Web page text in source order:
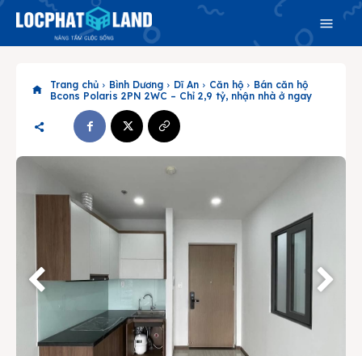
Search
Phiên bản cập nhật V3
& tìm kiếm nhanh chóng hơn
Trang chủ
Dự án
Mua bán
Trang chủ Bình Dương Dĩ An Căn hộ
Bán căn hộ
Bcons Polaris 2PN 2WC – Chỉ 2,9 tỷ, nhận nhà ở ngay